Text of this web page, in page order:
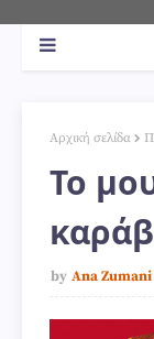
Αρχική σελίδα
Το
by Ana Zumani